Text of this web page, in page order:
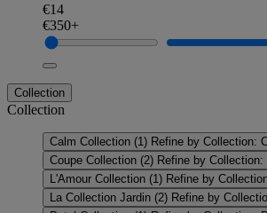
€14
€350+
Collection
Collection
Calm Collection (1) Refine by Collection:
Coupe Collection (2) Refine by
L'Amour Collection (1) Refine by
La Collection Jardin (2) Refine by